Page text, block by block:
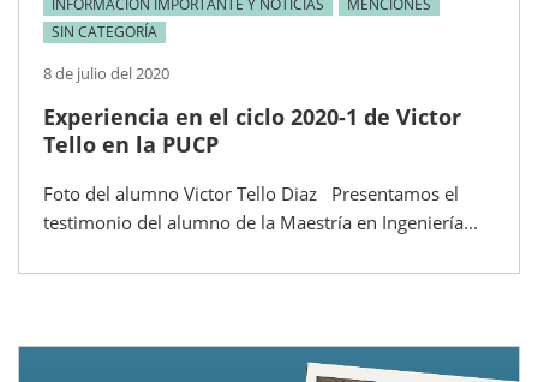
SIN CATEGORÍA
8 de julio del 2020
Experiencia en el ciclo 2020-1 de Victor
Tello en la PUCP
Foto del alumno Victor Tello Diaz Presentamos el
testimonio del alumno de la Maestría en Ingeniería...